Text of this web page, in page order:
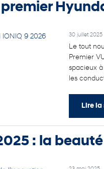
30 juillet 2025
Le tout
Premier
spacieux
les
Lire la
: la